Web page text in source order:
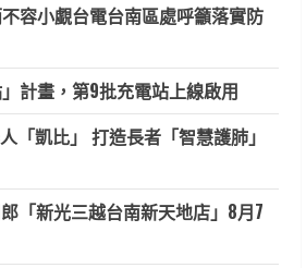
不容小覷台電台南區處呼籲落實防
計畫，第9批充電站上線啟用
「凱比」 打造長者「智慧護肺」
「新光三越台南新天地店」8月7